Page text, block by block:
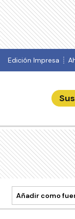
Edición Impresa
Añadir como